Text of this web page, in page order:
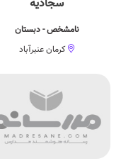
سجادیه
نامشخص - دبستان
کرمان عنبرآباد